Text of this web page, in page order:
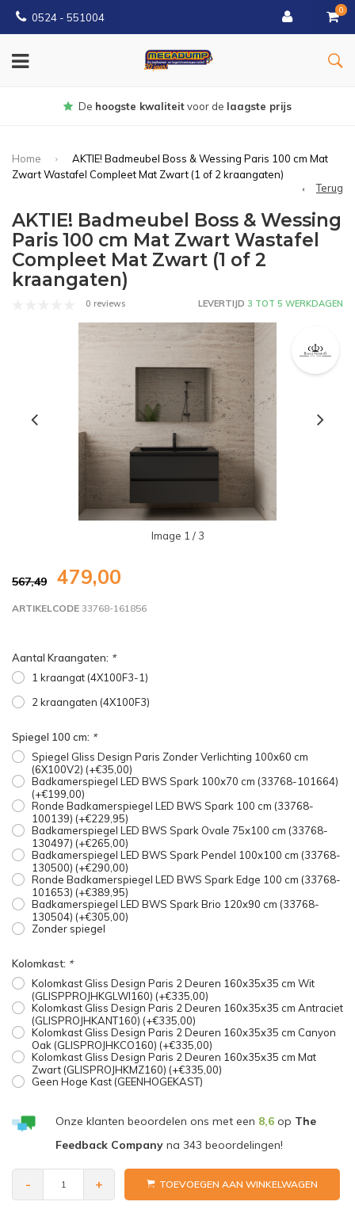
0524 - 551004
0
Gratisbezorgd vanaf €150
Home
AKTIE! Badmeubel Boss & Wessing Paris 100 cm Mat
Zwart Wastafel Compleet Mat Zwart (1 of 2 kraangaten)
Terug
AKTIE! Badmeubel Boss & Wessing
Paris 100 cm Mat Zwart Wastafel
Compleet Mat Zwart (1 of 2
kraangaten)
0 reviews LEVERTIJD 3 TOT 5 WERKDAGEN
Image 1 / 3
567,49 479,00
ARTIKELCODE 33768-161856
Aantal Kraangaten: *
1 kraangat (4X100F3-1)
2 kraangaten (4X100F3)
Spiegel 100 cm: *
Spiegel Gliss Design Paris Zonder Verlichting 100x60 cm
(6X100V2) (+€35,00)
Badkamerspiegel LED BWS Spark 100x70 cm (33768-101664)
(+€199,00)
Ronde Badkamerspiegel LED BWS Spark 100 cm (33768-
100139) (+€229,95)
Badkamerspiegel LED BWS Spark Ovale 75x100 cm (33768-
130497) (+€265,00)
Badkamerspiegel LED BWS Spark Pendel 100x100 cm (33768-
130500) (+€290,00)
Ronde Badkamerspiegel LED BWS Spark Edge 100 cm (33768-
101653) (+€389,95)
Badkamerspiegel LED BWS Spark Brio 120x90 cm (33768-
130504) (+€305,00)
Zonder spiegel
Kolomkast: *
Kolomkast Gliss Design Paris 2 Deuren 160x35x35 cm Wit
(GLISPPROJHKGLWI160) (+€335,00)
Kolomkast Gliss Design Paris 2 Deuren 160x35x35 cm Antraciet
(GLISPROJHKANT160) (+€335,00)
Kolomkast Gliss Design Paris 2 Deuren 160x35x35 cm Canyon
Oak (GLISPROJHKCO160) (+€335,00)
Kolomkast Gliss Design Paris 2 Deuren 160x35x35 cm Mat
Zwart (GLISPROJHKMZ160) (+€335,00)
Geen Hoge Kast (GEENHOGEKAST)
Onze klanten beoordelen ons met een 8,6op The
Feedback Companyna 343 beoordelingen!
- + TOEVOEGEN AAN WINKELWAGEN